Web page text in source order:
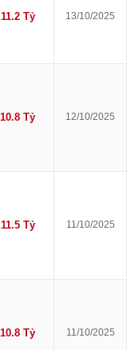
11.2 Tỷ 13/10/2025
10.8 Tỷ 12/10/2025
11.5 Tỷ 11/10/2025
10.8 Tỷ 11/10/2025